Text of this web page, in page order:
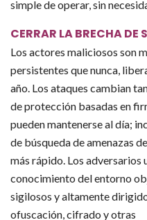
simple de operar, sin
CERRAR LA BRECHA DE
Los actores maliciosos son
persistentes que nunca,
año. Los ataques cambian
de protección basadas en
pueden mantenerse al día;
de búsqueda de amenazas
más rápido. Los adversarios
conocimiento del entorno
sigilosos y altamente
ofuscación, cifrado y otras